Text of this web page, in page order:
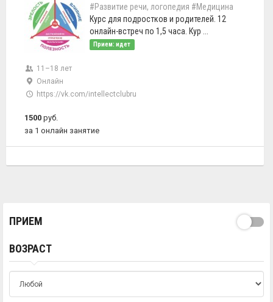
#Развитие речи, логопедия #Медицина
Курс для подростков и родителей. 12
онлайн-встреч по 1,5 часа. Кур ...
Прием: идет
11–18 лет
Онлайн
https://vk.com/intellectclubru
1500 руб.
за 1 онлайн занятие
ПРИЕМ
ВОЗРАСТ